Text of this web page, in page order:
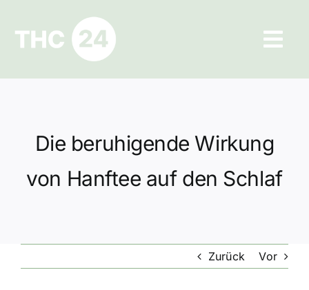
springen
Ratgeber
Datenschutz
Die beruhigende Wirkung
von Hanftee auf den Schlaf
Zurück Vor